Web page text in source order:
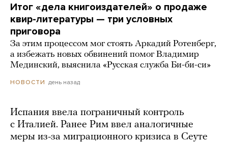
Итог «дела книгоиздателей» о продаже
квир-литературы — три условных
приговора
За этим процессом мог стоять Аркадий Ротенберг,
а избежать новых обвинений помог Владимир
Мединский, выяснила «Русская служба Би-би-си»
НОВОСТИ день назад
Испания ввела пограничный контроль
с Италией. Ранее Рим ввел аналогичные
меры из-за миграционного кризиса в Сеуте